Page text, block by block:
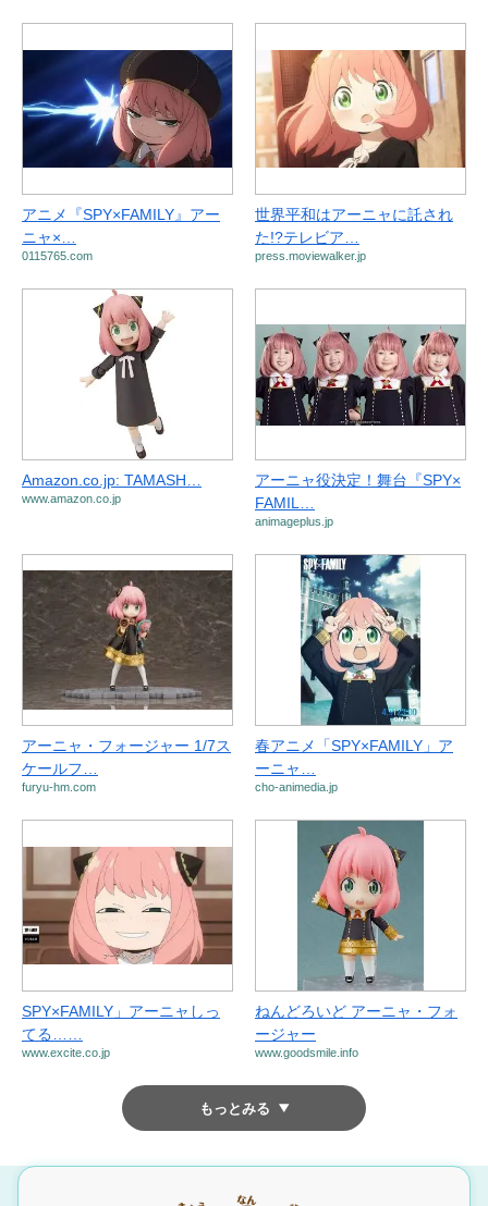
アニメ『SPY×FAMILY』アー
ニャ×…
0115765.com
世界平和はアーニャに託され
た!?テレビア…
press.moviewalker.jp
Amazon.co.jp: TAMASH…
www.amazon.co.jp
アーニャ役決定！舞台『SPY×
FAMIL…
animageplus.jp
アーニャ・フォージャー 1/7ス
ケールフ…
furyu-hm.com
春アニメ「SPY×FAMILY」ア
ーニャ…
cho-animedia.jp
SPY×FAMILY」アーニャしっ
てる……
www.excite.co.jp
ねんどろいど アーニャ・フォ
ージャー
www.goodsmile.info
もっとみる